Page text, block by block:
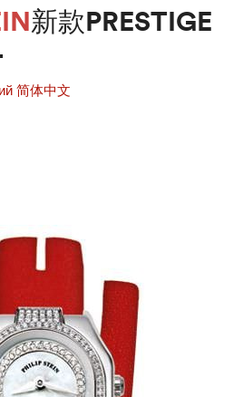
新款PRESTIGE
简体中文